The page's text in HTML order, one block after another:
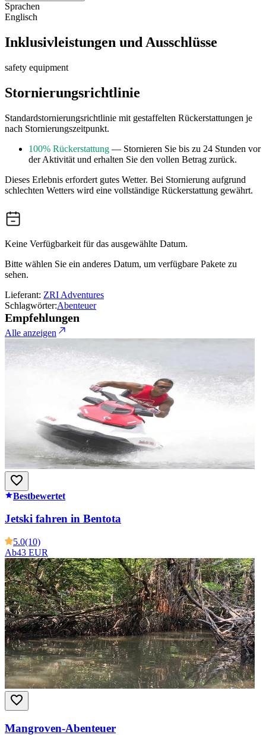
Sprachen
Englisch
Inklusivleistungen und Ausschlüsse
safety equipment
Stornierungsrichtlinie
Standardstornierungsrichtlinie mit gestaffelten Rückerstattungen je
nach Stornierungszeitpunkt.
100% Rückerstattung — Stornieren Sie bis zu 24 Stunden vor
der Aktivität und erhalten Sie den vollen Betrag zurück.
Dieses Erlebnis erfordert gutes Wetter. Bei Stornierung aufgrund
schlechten Wetters wird eine vollständige Rückerstattung gewährt.
Keine Verfügbarkeit für das ausgewählte Datum.
Bitte wählen Sie ein anderes Datum, um verfügbare Pakete zu
sehen.
Lieferant: ZRI Adventures
Schlagwörter:Abenteuer
Empfehlungen
Alle anzeigen
Bestbewertet
Jetski fahren in Bentota
5.0(10)
Ab43 EUR
Mangroven-Abenteuer